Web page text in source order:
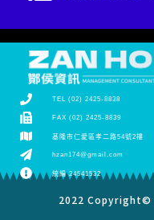
TEL (02) 2425-8838
FAX (02) 2425-8839
基隆市仁愛區孝二路54號2樓
hzan174@gmail.com
統編 24541532
2022 Copyright©